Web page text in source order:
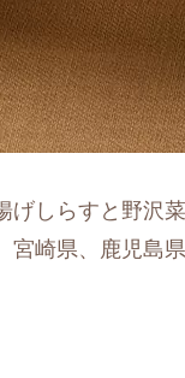
しらすと野沢
崎県、鹿児島